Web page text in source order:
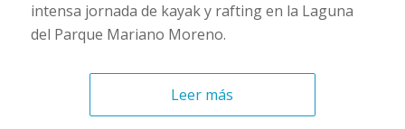
intensa jornada de kayak y rafting en la Laguna
del Parque Mariano Moreno.
Leer más